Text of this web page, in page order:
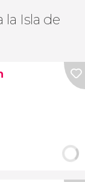
Isla de